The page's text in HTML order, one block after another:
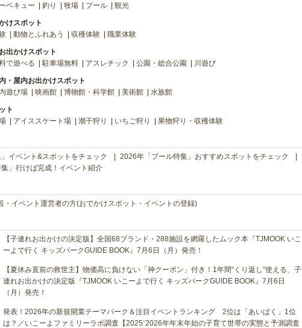
ベキュー 釣り 牧場 プール 観光
けスポット
動物とふれあう 収穫体験 職業体験
出かけスポット
で遊べる 駐車場無料 アスレチック 公園・総合公園 川遊び
・屋内お出かけスポット
遊び場 映画館 博物館・科学館 美術館 水族館
ト
アイススケート場 潮干狩り いちご狩り 果物狩り・収穫体験
イベント&スポットをチェック
2026年「プール特集」おすすめスポットをチェック
」行けば完成！イベント紹介
・イベント運営者の方(おでかけスポット・イベントの登録)
【子連れお出かけの決定版】全国68ブランド・288施設を網羅したムック本『TJMOOK いこ
ーよで行く キッズパークGUIDE BOOK』7月6日（月）発売！
【夏休み直前の救世主】物価高に負けない「神クーポン」付き！1年間“くり返し”使える、子
連れお出かけの決定版『TJMOOK いこーよで行く キッズパークGUIDE BOOK』7月6日
（月）発売！
発表！2026年の新規開業テーマパーク＆注目イベントランキング 2位は「あいぱく」1位
は？／いこーよファミリーラボ調査【2025⁻2026年年末年始の子育て世帯の実態と予測調査